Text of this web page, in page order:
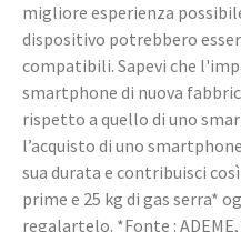
migliore esperienza
dispositivo potrebbero
compatibili. Sapevi che
smartphone di nuova
rispetto a quello di uno
l’acquisto di uno
sua durata e contribuisci
prime e 25 kg di gas serra*
regalartelo. *Fonte :